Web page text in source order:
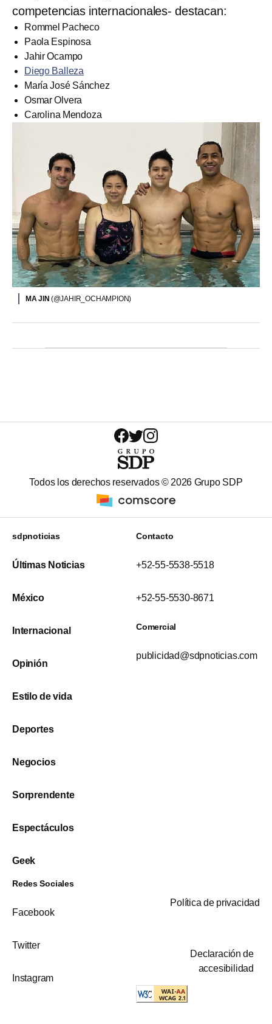
competencias internacionales- destacan:
Rommel Pacheco
Paola Espinosa
Jahir Ocampo
Diego Balleza
María José Sánchez
Osmar Olvera
Carolina Mendoza
MA JIN (@JAHIR_OCHAMPION)
Todos los derechos reservados © 2026 Grupo SDP
sdpnoticias
Últimas Noticias
México
Internacional
Opinión
Estilo de vida
Deportes
Negocios
Sorprendente
Espectáculos
Geek
Contacto
+52-55-5538-5518
+52-55-5530-8671
Comercial
publicidad@sdpnoticias.com
Redes Sociales
Facebook
Twitter
Instagram
Política de privacidad
Declaración de
accesibilidad